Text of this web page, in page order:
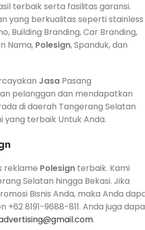
terbaik serta fasilitas garansi.
yang berkualitas seperti stainless
Building Branding, Car Branding,
Nama, Polesign, Spanduk, dan
Jasa Pasang
pelanggan dan mendapatkan
di daerah Tangerang Selatan
yang terbaik Untuk Anda.
reklame Polesign terbaik. Kami
Selatan hingga Bekasi. Jika
Bisnis Anda, maka Anda
8191-9688-811. Anda juga
.